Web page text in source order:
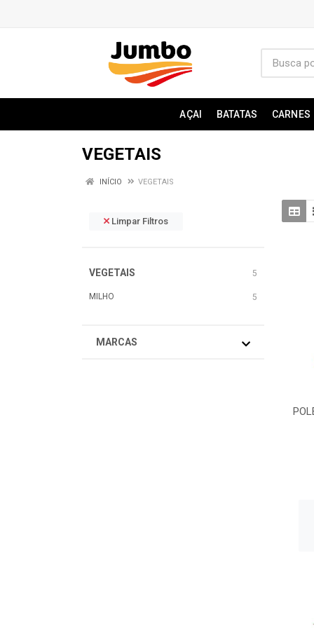
AÇAI BATATAS CARNES
VEGETAIS
INÍCIO VEGETAIS
Limpar Filtros
VEGETAIS 5
MILHO 5
MARCAS